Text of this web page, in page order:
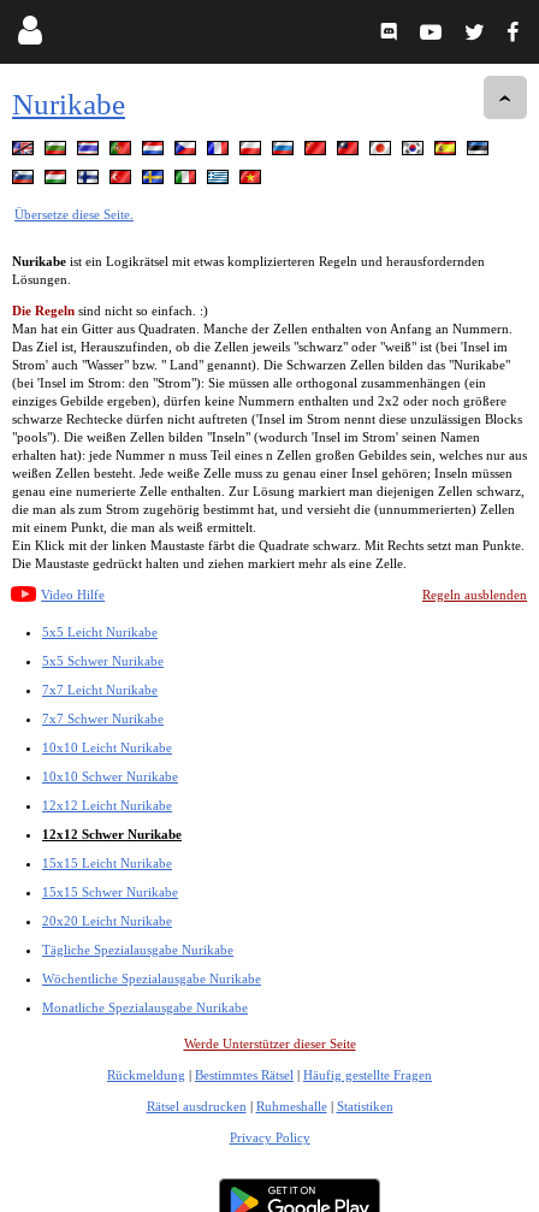
Nurikabe
Übersetze diese Seite.
Nurikabe ist ein Logikrätsel mit etwas komplizierteren Regeln und herausfordernden
Lösungen.
Die Regeln sind nicht so einfach. :)
Man hat ein Gitter aus Quadraten. Manche der Zellen enthalten von Anfang an Nummern.
Das Ziel ist, Herauszufinden, ob die Zellen jeweils "schwarz" oder "weiß" ist (bei 'Insel im
Strom' auch "Wasser" bzw. " Land" genannt). Die Schwarzen Zellen bilden das "Nurikabe"
(bei 'Insel im Strom: den "Strom"): Sie müssen alle orthogonal zusammenhängen (ein
einziges Gebilde ergeben), dürfen keine Nummern enthalten und 2x2 oder noch größere
schwarze Rechtecke dürfen nicht auftreten ('Insel im Strom nennt diese unzulässigen Blocks
"pools"). Die weißen Zellen bilden "Inseln" (wodurch 'Insel im Strom' seinen Namen
erhalten hat): jede Nummer n muss Teil eines n Zellen großen Gebildes sein, welches nur aus
weißen Zellen besteht. Jede weiße Zelle muss zu genau einer Insel gehören; Inseln müssen
genau eine numerierte Zelle enthalten. Zur Lösung markiert man diejenigen Zellen schwarz,
die man als zum Strom zugehörig bestimmt hat, und versieht die (unnummerierten) Zellen
mit einem Punkt, die man als weiß ermittelt.
Ein Klick mit der linken Maustaste färbt die Quadrate schwarz. Mit Rechts setzt man Punkte.
Die Maustaste gedrückt halten und ziehen markiert mehr als eine Zelle.
Video Hilfe Regeln ausblenden
5x5 Leicht Nurikabe
5x5 Schwer Nurikabe
7x7 Leicht Nurikabe
7x7 Schwer Nurikabe
10x10 Leicht Nurikabe
10x10 Schwer Nurikabe
12x12 Leicht Nurikabe
12x12 Schwer Nurikabe
15x15 Leicht Nurikabe
15x15 Schwer Nurikabe
20x20 Leicht Nurikabe
Tägliche Spezialausgabe Nurikabe
Wöchentliche Spezialausgabe Nurikabe
Monatliche Spezialausgabe Nurikabe
Werde Unterstützer dieser Seite
Rückmeldung | Bestimmtes Rätsel | Häufig gestellte Fragen
Rätsel ausdrucken | Ruhmeshalle| Statistiken
Privacy Policy